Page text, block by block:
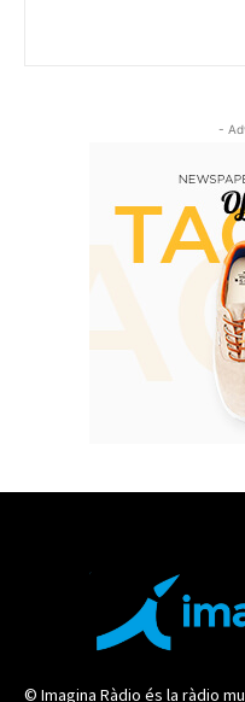
-
© Imagina Ràdio és la ràdio